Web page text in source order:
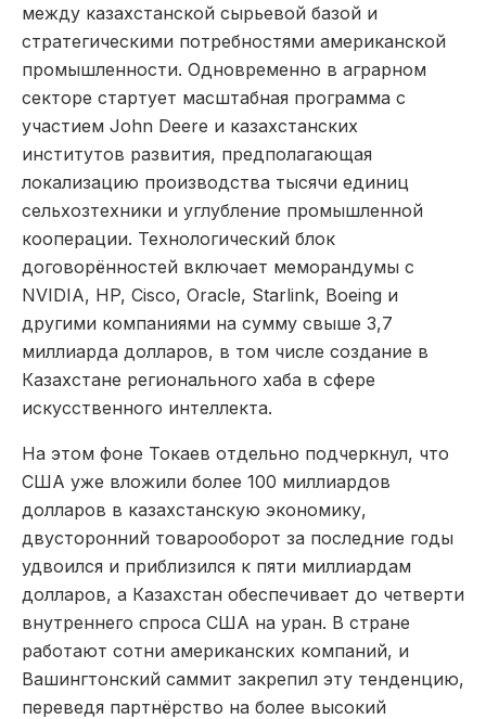
между казахстанской сырьевой базой и
стратегическими потребностями американской
промышленности. Одновременно в аграрном
секторе стартует масштабная программа с
участием John Deere и казахстанских
институтов развития, предполагающая
локализацию производства тысячи единиц
сельхозтехники и углубление промышленной
кооперации. Технологический блок
договорённостей включает меморандумы с
NVIDIA, HP, Cisco, Oracle, Starlink, Boeing и
другими компаниями на сумму свыше 3,7
миллиарда долларов, в том числе создание в
Казахстане регионального хаба в сфере
искусственного интеллекта.
На этом фоне Токаев отдельно подчеркнул, что
США уже вложили более 100 миллиардов
долларов в казахстанскую экономику,
двусторонний товарооборот за последние годы
удвоился и приблизился к пяти миллиардам
долларов, а Казахстан обеспечивает до четверти
внутреннего спроса США на уран. В стране
работают сотни американских компаний, и
Вашингтонский саммит закрепил эту тенденцию,
переведя партнёрство на более высокий